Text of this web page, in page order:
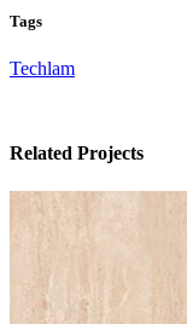
Tags
Techlam
Related Projects